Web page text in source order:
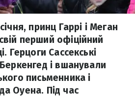
принц Гаррі і Меган
перший офіційний
Герцоги Сассекські
і вшанували
письменника і
Оуена. Під час